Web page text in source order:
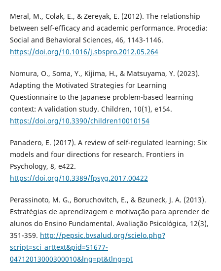
Meral, M., Colak, E., & Zereyak, E. (2012). The relationship
between self-efficacy and academic performance. Procedia:
Social and Behavioral Sciences, 46, 1143-1146.
https://doi.org/10.1016/j.sbspro.2012.05.264
Nomura, O., Soma, Y., Kijima, H., & Matsuyama, Y. (2023).
Adapting the Motivated Strategies for Learning
Questionnaire to the Japanese problem-based learning
context: A validation study. Children, 10(1), e154.
https://doi.org/10.3390/children10010154
Panadero, E. (2017). A review of self-regulated learning: Six
models and four directions for research. Frontiers in
Psychology, 8, e422.
https://doi.org/10.3389/fpsyg.2017.00422
Perassinoto, M. G., Boruchovitch, E., & Bzuneck, J. A. (2013).
Estratégias de aprendizagem e motivação para aprender de
alunos do Ensino Fundamental. Avaliação Psicológica, 12(3),
351-359. http://pepsic.bvsalud.org/scielo.php?
script=sci_arttext&pid=S1677-
04712013000300010&lng=pt&tlng=pt